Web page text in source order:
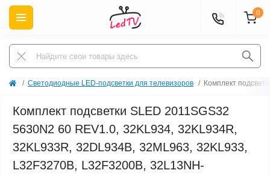
0
Светодиодные LED-подсветки для телевизоров Комплект
Комплект подсветки SLED 2011SGS32
5630N2 60 REV1.0, 32KL934, 32KL934R,
32KL933R, 32DL934B, 32ML963, 32KL933,
L32F3270B, L32F3200B, 32L13NH-